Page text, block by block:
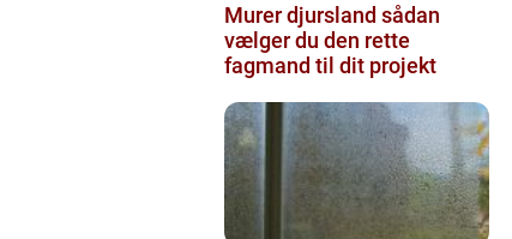
Murer djursland sådan
vælger du den rette
fagmand til dit projekt